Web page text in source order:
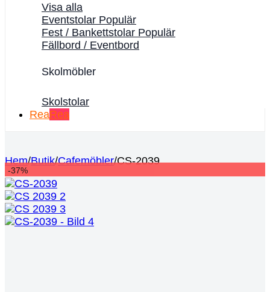
Visa alla
Eventstolar
Fest / Bankettstolar
Fällbord / Eventbord
Skolmöbler
Skolstolar
Rea
Hem/Butik/Cafemöbler/CS-2039
-37%